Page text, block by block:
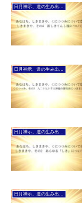
日月神示、道の生み出し方について
日月神示、道の生み出し方について